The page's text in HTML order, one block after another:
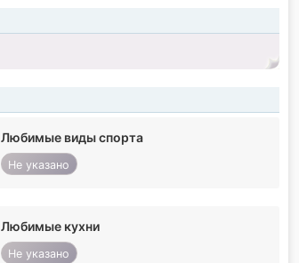
Любимые виды спорта
Не указано
Любимые кухни
Не указано